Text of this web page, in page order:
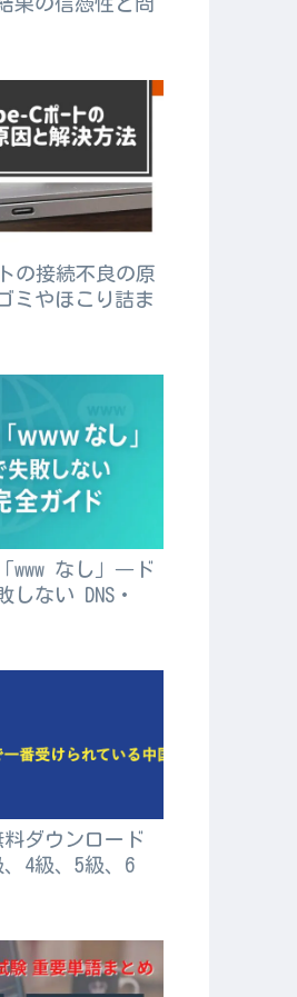
の接続不良の原
ミやほこり詰ま
www なし」―ド
しない DNS・
料ダウンロード
、4級、5級、6